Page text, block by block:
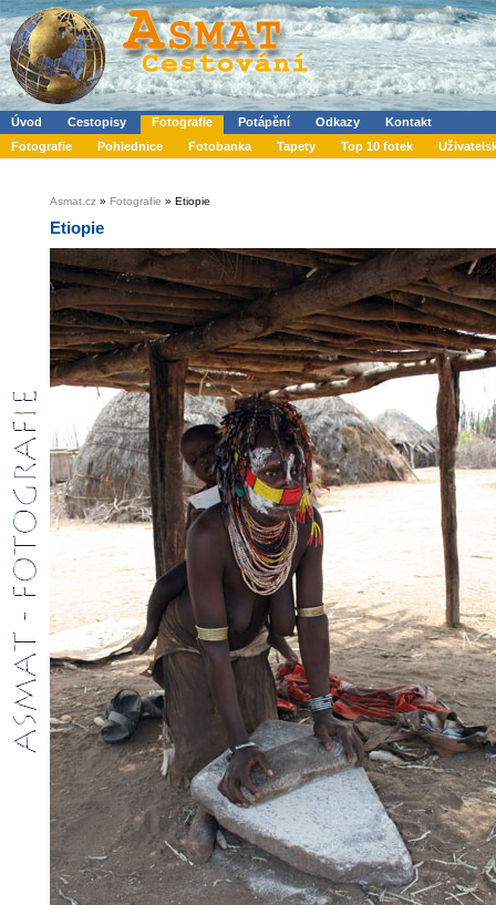
Úvod Cestopisy Fotografie Potápění Odkazy
Kontakt
Fotografie
Pohlednice Fotobanka Tapety Top 10 fotek
Asmat.cz » Fotografie » Etiopie
Etiopie